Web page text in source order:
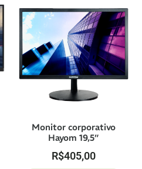
Monitor corporativo
Hayom 19,5”
R$405,00